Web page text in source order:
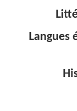
Langues